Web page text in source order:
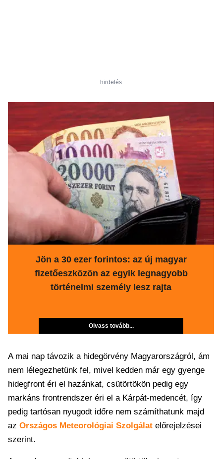
hirdetés
Jön a 30 ezer forintos: az új magyar
fizetőeszközön az egyik legnagyobb
történelmi személy lesz rajta
Olvass tovább...
A mai nap távozik a hidegörvény Magyarországról, ám
nem lélegezhetünk fel, mivel kedden már egy gyenge
hidegfront éri el hazánkat, csütörtökön pedig egy
markáns frontrendszer éri el a Kárpát-medencét, így
pedig tartósan nyugodt időre nem számíthatunk majd
az Országos Meteorológiai Szolgálat előrejelzései
szerint.